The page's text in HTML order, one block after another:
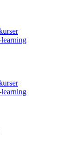
learning
learning